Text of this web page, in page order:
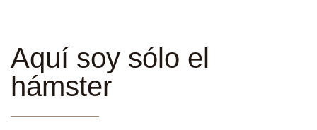
Aquí soy sólo el
hámster